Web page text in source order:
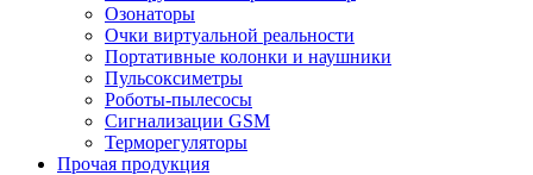
Озонаторы
Очки виртуальной реальности
Портативные колонки и наушники
Пульсоксиметры
Роботы-пылесосы
Сигнализации GSM
Терморегуляторы
Прочая продукция